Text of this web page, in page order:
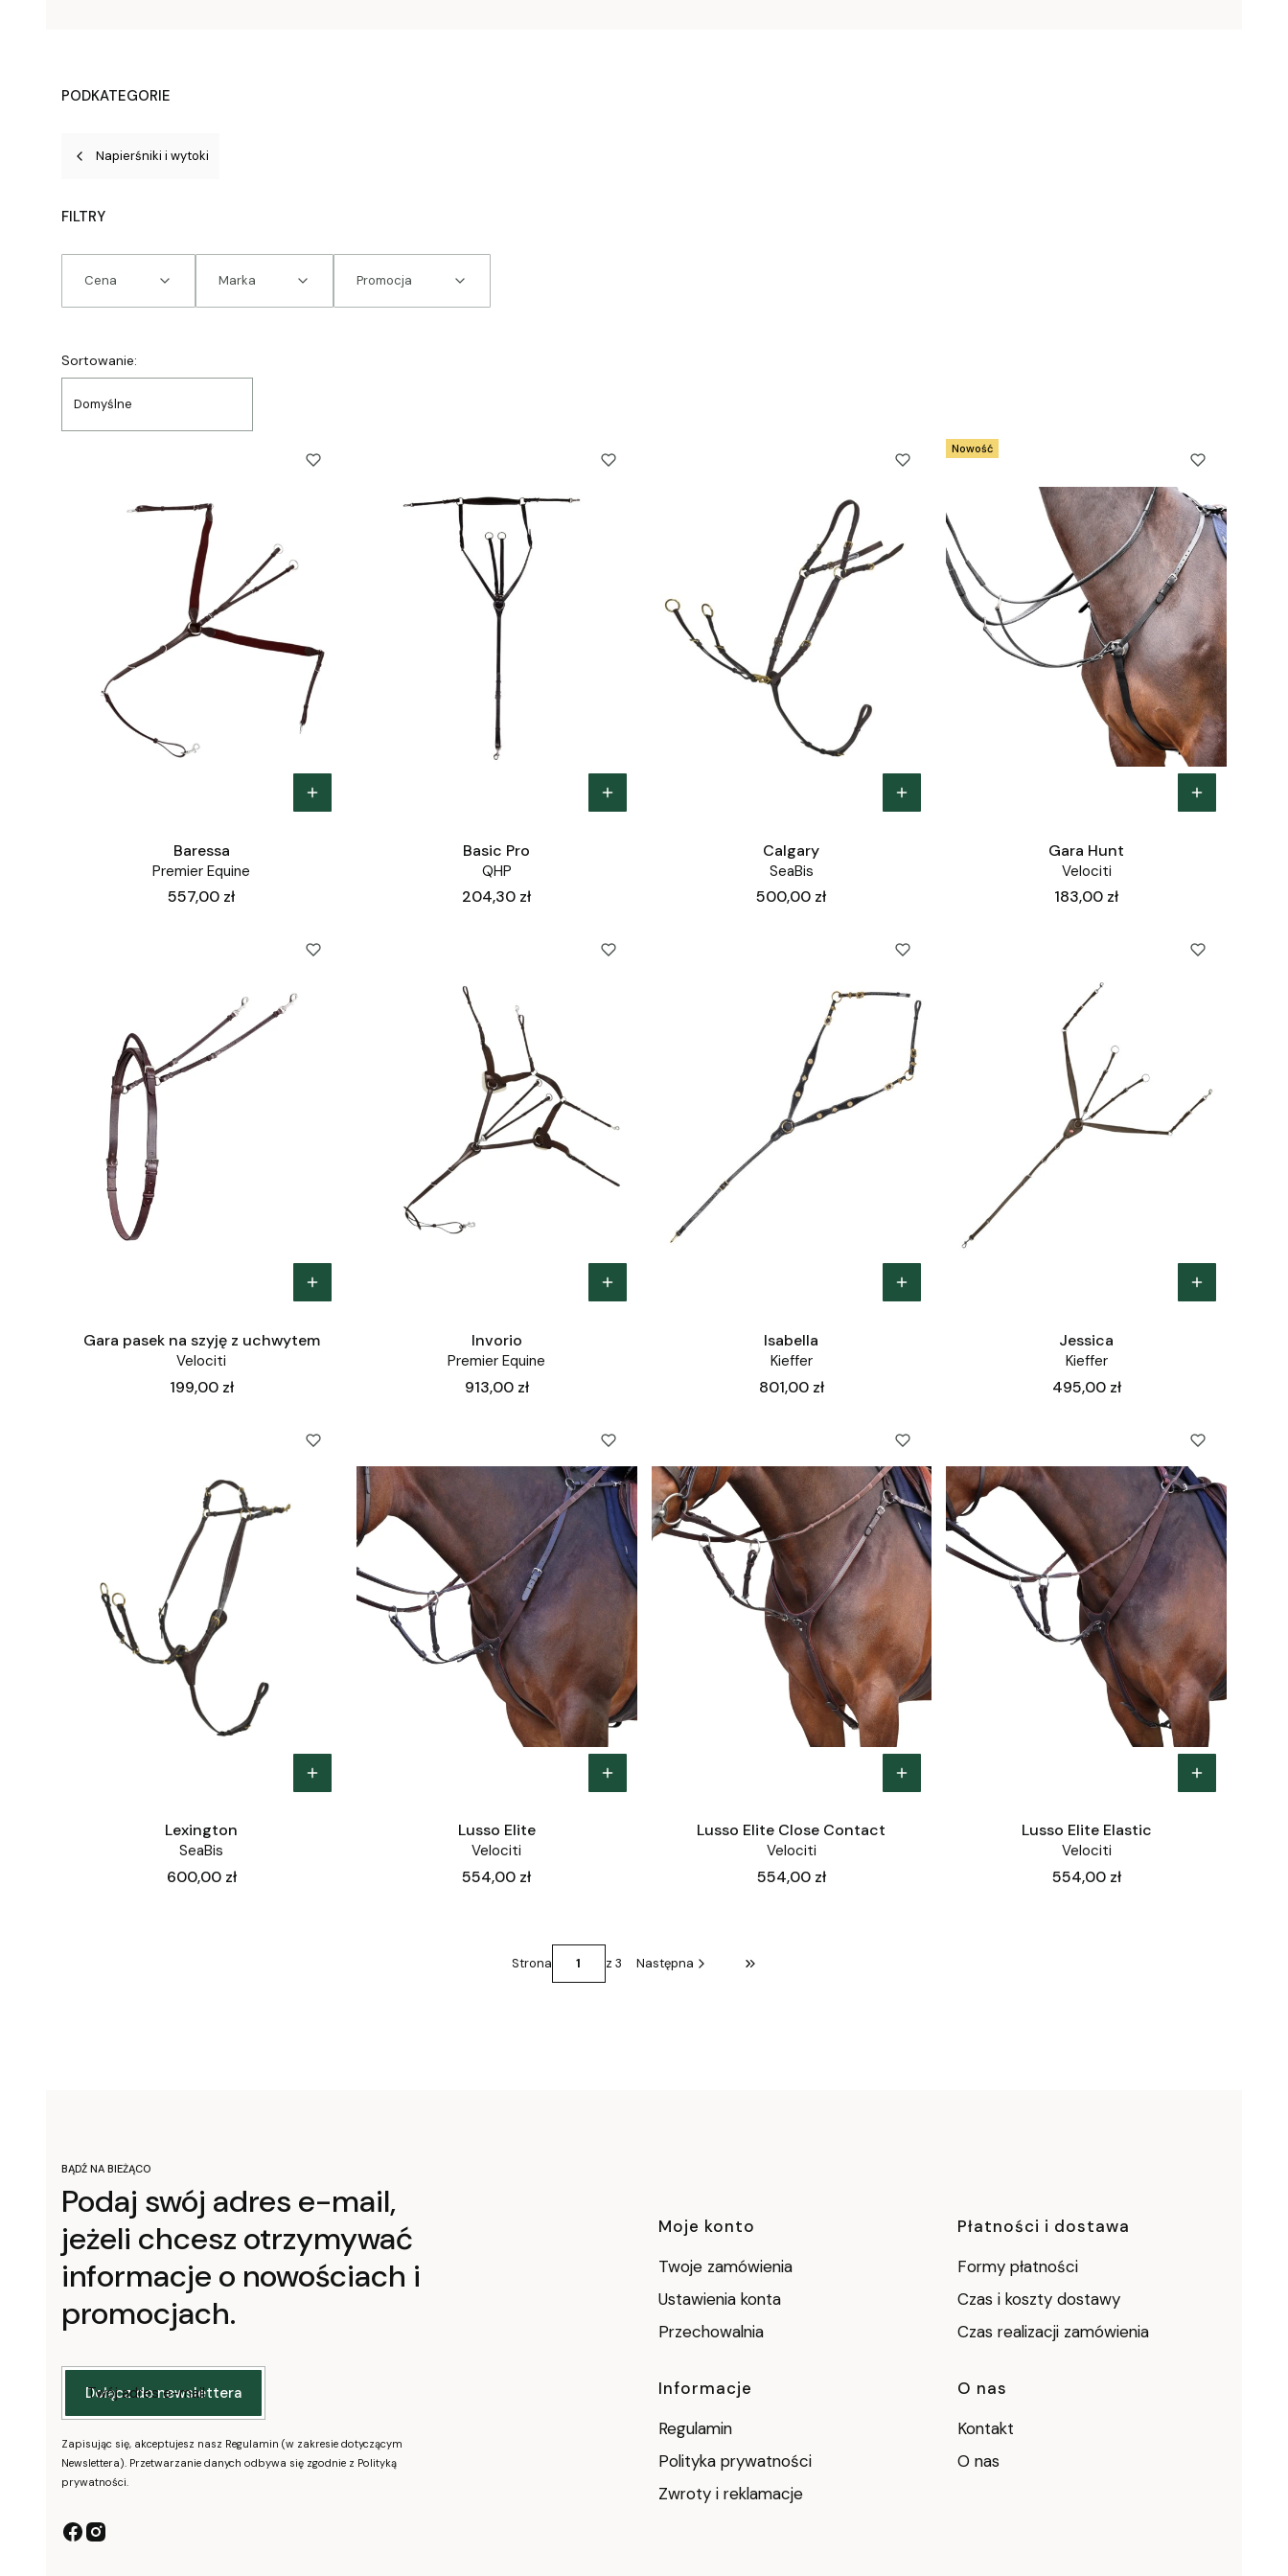
PODKATEGORIE
Napierśniki i wytoki
FILTRY
Cena Marka Promocja
Lista produktów
Sortowanie:
Domyślne
Baressa
Premier Equine
Cena
557,00 zł
Basic Pro
QHP
Cena
204,30 zł
Calgary
SeaBis
Cena
500,00 zł
Nowość
Gara Hunt
Velociti
Cena
183,00 zł
Gara pasek na szyję z uchwytem
Velociti
Cena
199,00 zł
Invorio
Premier Equine
Cena
913,00 zł
Isabella
Kieffer
Cena
801,00 zł
Jessica
Kieffer
Cena
495,00 zł
Lexington
SeaBis
Cena
600,00 zł
Lusso Elite
Velociti
Cena
554,00 zł
Lusso Elite Close Contact
Velociti
Cena
554,00 zł
Lusso Elite Elastic
Velociti
Cena
554,00 zł
Strona z 3 Następna Przejdź do ostatniej strony z produktami
BĄDŹ NA BIEŻĄCO
Podaj swój adres e-mail,
jeżeli chcesz otrzymywać
informacje o nowościach i
promocjach.
Twój adres e-mail
Dołącz do newslettera
Zapisując się, akceptujesz nasz Regulamin (w zakresie dotyczącym
Newslettera). Przetwarzanie danych odbywa się zgodnie z Polityką
prywatności.
Linki w stopce
Moje konto
Twoje zamówienia
Ustawienia konta
Przechowalnia
Płatności i dostawa
Formy płatności
Czas i koszty dostawy
Czas realizacji zamówienia
Informacje
Regulamin
Polityka prywatności
Zwroty i reklamacje
O nas
Kontakt
O nas